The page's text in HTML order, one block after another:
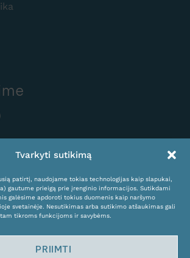
Tvarkyti sutikimą
patirtį, naudojame tokias technologijas kaip slapukai,
gautume prieigą prie įrenginio informacijos. Sutikdami
galėsime apdoroti tokius duomenis kaip naršymo
svetainėje. Nesutikimas arba sutikimo atšaukimas gali
tikroms funkcijoms ir savybėms.
PRIIMTI